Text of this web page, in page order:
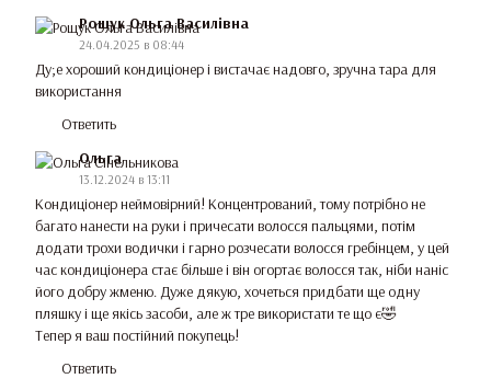
Рощук Ольга Василівна
24.04.2025 в 08:44
Ду;е хороший кондиціонер і вистачає надовго, зручна тара для
використання
Ответить
Ольга
13.12.2024 в 13:11
Кондиціонер неймовірний! Концентрований, тому потрібно не
багато нанести на руки і причесати волосся пальцями, потім
додати трохи водички і гарно розчесати волосся гребінцем, у цей
час кондиціонера стає більше і він огортає волосся так, ніби наніс
його добру жменю. Дуже дякую, хочеться придбати ще одну
пляшку і ще якісь засоби, але ж тре використати те що є🤣
Тепер я ваш постійний покупець!
Ответить